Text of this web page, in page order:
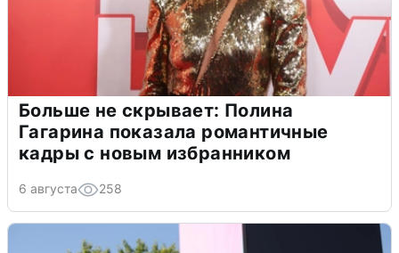
Больше не скрывает: Полина
Гагарина показала романтичные
кадры с новым избранником
6 августа 258